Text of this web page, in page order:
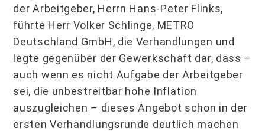
der Arbeitgeber, Herrn Hans-Peter Flinks,
führte Herr Volker Schlinge, METRO
Deutschland GmbH, die Verhandlungen und
legte gegenüber der Gewerkschaft dar, dass –
auch wenn es nicht Aufgabe der Arbeitgeber
sei, die unbestreitbar hohe Inflation
auszugleichen – dieses Angebot schon in der
ersten Verhandlungs­runde deutlich machen